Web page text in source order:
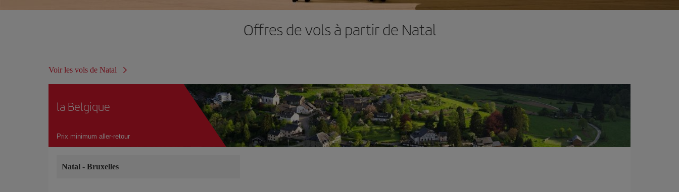
Offres de vols à partir de Natal
Voir les vols de Natal
la Belgique
Prix minimum aller-retour
Natal - Bruxelles